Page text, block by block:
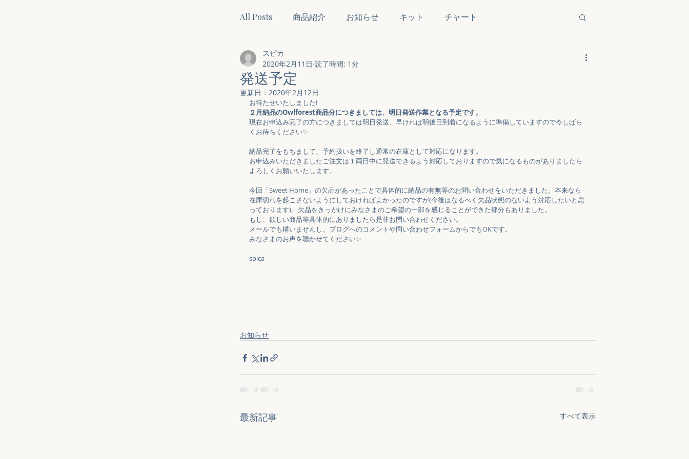
All Posts 商品紹介 お知らせ キット チャート
発送予定
スピカ
2020年2月11日 読了時間: 1分
更新日： 2020年2月12日
お待たせいたしました!
２月納品のOwlforest商品分につきましては、明日発送作業となる予定です。
現在お申込み完了の方につきましては明日発送、早ければ明後日到着になるように準備していますので今しばら
くお待ちください✨
納品完了をもちまして、予約扱いを終了し通常の在庫として対応になります。
お申込みいただきましたご注文は１両日中に発送できるよう対応しておりますので気になるものがありましたら
よろしくお願いいたします。
今回「Sweet Home」の欠品があったことで具体的に納品の有無等のお問い合わせをいただきました。本来なら
在庫切れを起こさないようにしておければよかったのですが(今後はなるべく欠品状態のないよう対応したいと思
っております)、欠品をきっかけにみなさまのご希望の一部を感じることができた部分もありました。
もし、欲しい商品等具体的にありましたら是非お問い合わせください。
メールでも構いませんし、ブログへのコメントや問い合わせフォームからでもOKです。
みなさまのお声を聴かせてください✨
spica
お知らせ
最新記事 すべて表示